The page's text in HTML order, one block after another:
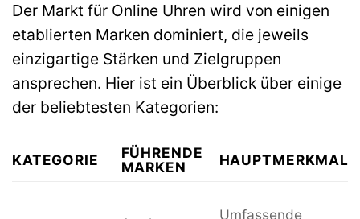
Der Markt für Online Uhren wird von einigen
etablierten Marken dominiert, die jeweils
einzigartige Stärken und Zielgruppen
ansprechen. Hier ist ein Überblick über einige
der beliebtesten Kategorien:
KATEGORIE
FÜHRENDE
MARKEN
HAUPTMERKMALE
Umfassende